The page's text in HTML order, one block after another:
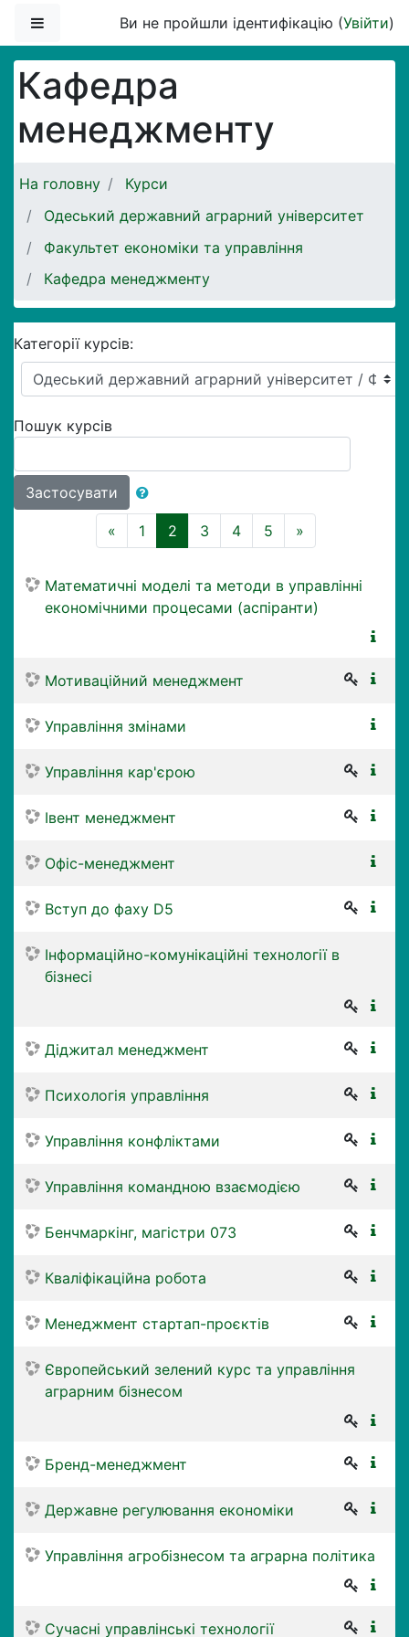
Бокова панельВи не пройшли ідентифікацію (Увійти)
Кафедра
менеджменту
На головну
Курси
Одеський державний аграрний університет
Факультет економіки та управління
Кафедра менеджменту
Категорії курсів:
Пошук курсів
Застосувати
« Назад
1 2 (поточний)
3 4 5 »
Математичні моделі та методи в управлінні
економічними процесами (аспіранти)
Мотиваційний менеджмент
Управління змінами
Управління кар'єрою
Івент менеджмент
Офіс-менеджмент
Вступ до фаху D5
Інформаційно-комунікаційні технології в
бізнесі
Діджитал менеджмент
Психологія управління
Управління конфліктами
Управління командною взаємодією
Бенчмаркінг, магістри 073
Кваліфікаційна робота
Менеджмент стартап-проєктів
Європейський зелений курс та управління
аграрним бізнесом
Бренд-менеджмент
Державне регулювання економіки
Управління агробізнесом та аграрна політика
Сучасні управлінські технології